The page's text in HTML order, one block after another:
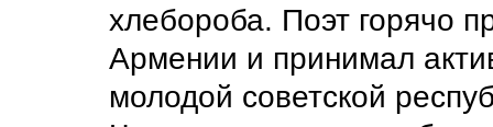
хлебороба. Поэт горячо
Армении и принимал
молодой советской